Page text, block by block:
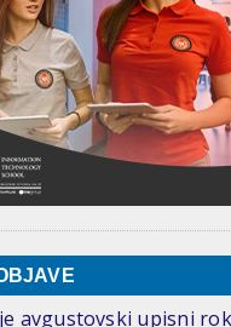
avgustovski upisni